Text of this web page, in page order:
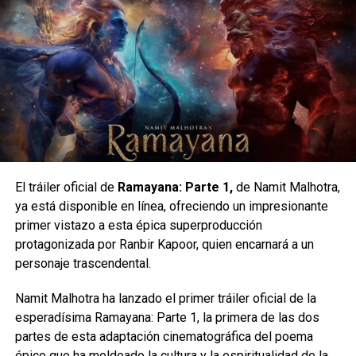
El impresionante éxito en taquilla de la nueva película de
Spider-Man reafirma al trepamuros como el rey
indiscutible del cine de superhéroes.
Esto da lugar a un montón de momentos hilarantes
mientras los héroes virtuales Smolder, Shelly, Mouse y
Ruby se adaptan a la realidad.
El reparto incluye a Dwayne Johnson (“Dr. Xander ‘Smolder’
Oberon”), Kevin Hart (“Franklin ‘Mouse’ Finbar”), Karen
Gillan (“Ruby Roundhouse”), Alex Wolff (“Spencer Gilpin”),
Madison Iseman (“Bethany Walker”), Morgan Turner
El tráiler oficial de Ramayana: Parte 1,de Namit Malhotra,
ya está disponible en línea, ofreciendo un impresionante
primer vistazo a esta épica superproducción
protagonizada por Ranbir Kapoor, quien encarnará a un
personaje trascendental.
Namit Malhotra ha lanzado el primer tráiler oficial de la
esperadísima Ramayana: Parte 1, la primera de las dos
partes de esta adaptación cinematográfica del poema